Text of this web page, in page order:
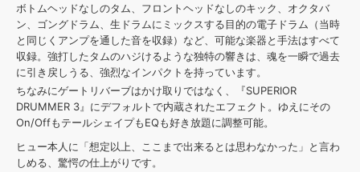
ボトムヘッドなしのタム、フロントヘッドなしのキック、オクタバ
ン、ゴングドラム、生ドラムにミックスする目的の電子ドラム（当時
と同じくアンプを通した音を収録）など、可能な楽器と手法はすべて
収録。強打したタムのハジけるような独特の響きは、魂を一瞬で過去
に引き戻しうる、強烈なインパクトを持っています。
ちなみにゲートリバーブはかけ取りではなく、『SUPERIOR
DRUMMER 3』にデフォルトで内蔵されたエフェクト。ゆえにその
On/OffもテールシェイプもEQも好き放題に調整可能。
ヒュー本人に「想定以上、ここまで出来るとは思わなかった」と言わ
しめる、驚愕の仕上がりです。